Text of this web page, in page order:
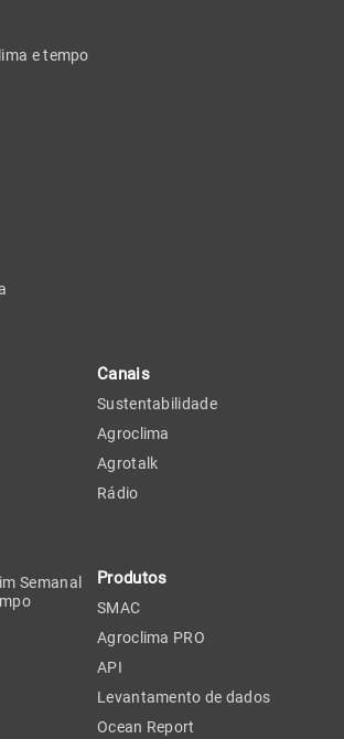
e tempo
Semanal
Canais
Sustentabilidade
Agroclima
Agrotalk
Rádio
Produtos
SMAC
Agroclima PRO
API
Levantamento de dados
Ocean Report